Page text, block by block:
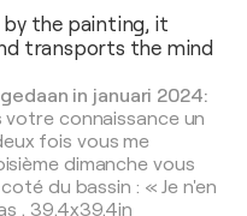
by the painting, it
transports the mind
in januari 2024:
connaissance un
fois vous me
dimanche vous
du bassin : « Je n'en
, 39,4x39,4in